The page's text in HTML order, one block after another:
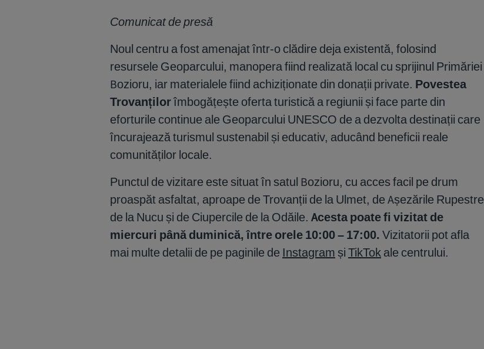
Comunicat de presă
Noul centru a fost amenajat într-o clădire deja existentă, folosind
resursele Geoparcului, manopera fiind realizată local cu sprijinul Primăriei
Bozioru, iar materialele fiind achiziționate din donații private. Povestea
Trovanțilorîmbogățește oferta turistică a regiunii și face parte din
eforturile continue ale Geoparcului UNESCO de a dezvolta destinații care
încurajează turismul sustenabil și educativ, aducând beneficii reale
comunităților locale.
Punctul de vizitare este situat în satul Bozioru, cu acces facil pe drum
proaspăt asfaltat, aproape de Trovanții de la Ulmet, de Așezările Rupestre
de la Nucu și de Ciupercile de la Odăile. Acesta poate fi vizitat de
miercuri până duminică, între orele 10:00 – 17:00. Vizitatorii pot afla
mai multe detalii de pe paginile de Instagram și TikTok ale centrului.